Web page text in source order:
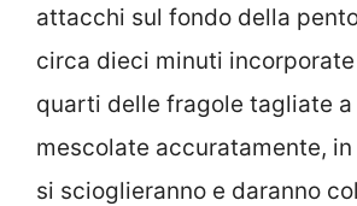
attacchi sul fondo della
circa dieci minuti
quarti delle fragole tagliate
mescolate accuratamente,
si scioglieranno e daranno